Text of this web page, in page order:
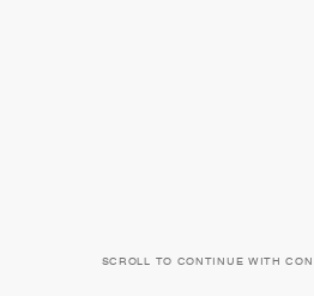
SCROLL TO CONTINUE WITH